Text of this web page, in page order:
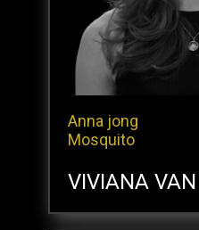
Anna jong
Mosquito
VIVIANA VAN